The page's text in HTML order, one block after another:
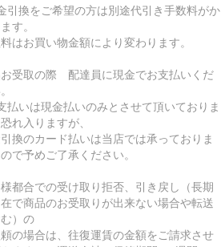
引換をご希望の方は別途代引き手数料がか
す。
はお買い物金額により変わります。
受取の際 配達員に現金でお支払いくだ
払いは現金払いのみとさせて頂いておりま
れ入りますが、
換のカード払いは当店では承っておりま
で予めご了承ください。
都合での受け取り拒否、引き戻し（長期
で商品のお受取りが出来ない場合や転送
）の
の場合は、往復運賃の金額をご請求させ